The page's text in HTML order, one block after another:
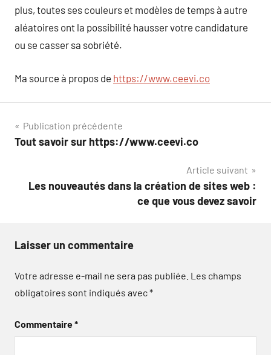
plus, toutes ses couleurs et modèles de temps à autre
aléatoires ont la possibilité hausser votre candidature
ou se casser sa sobriété.
Ma source à propos de https://www.ceevi.co
Navigation
de
Publication précédente
Tout savoir sur https://www.ceevi.co
Article suivant
Les nouveautés dans la création de sites web :
ce que vous devez savoir
Laisser un commentaire
Votre adresse e-mail ne sera pas publiée. Les champs
obligatoires sont indiqués avec*
Commentaire*